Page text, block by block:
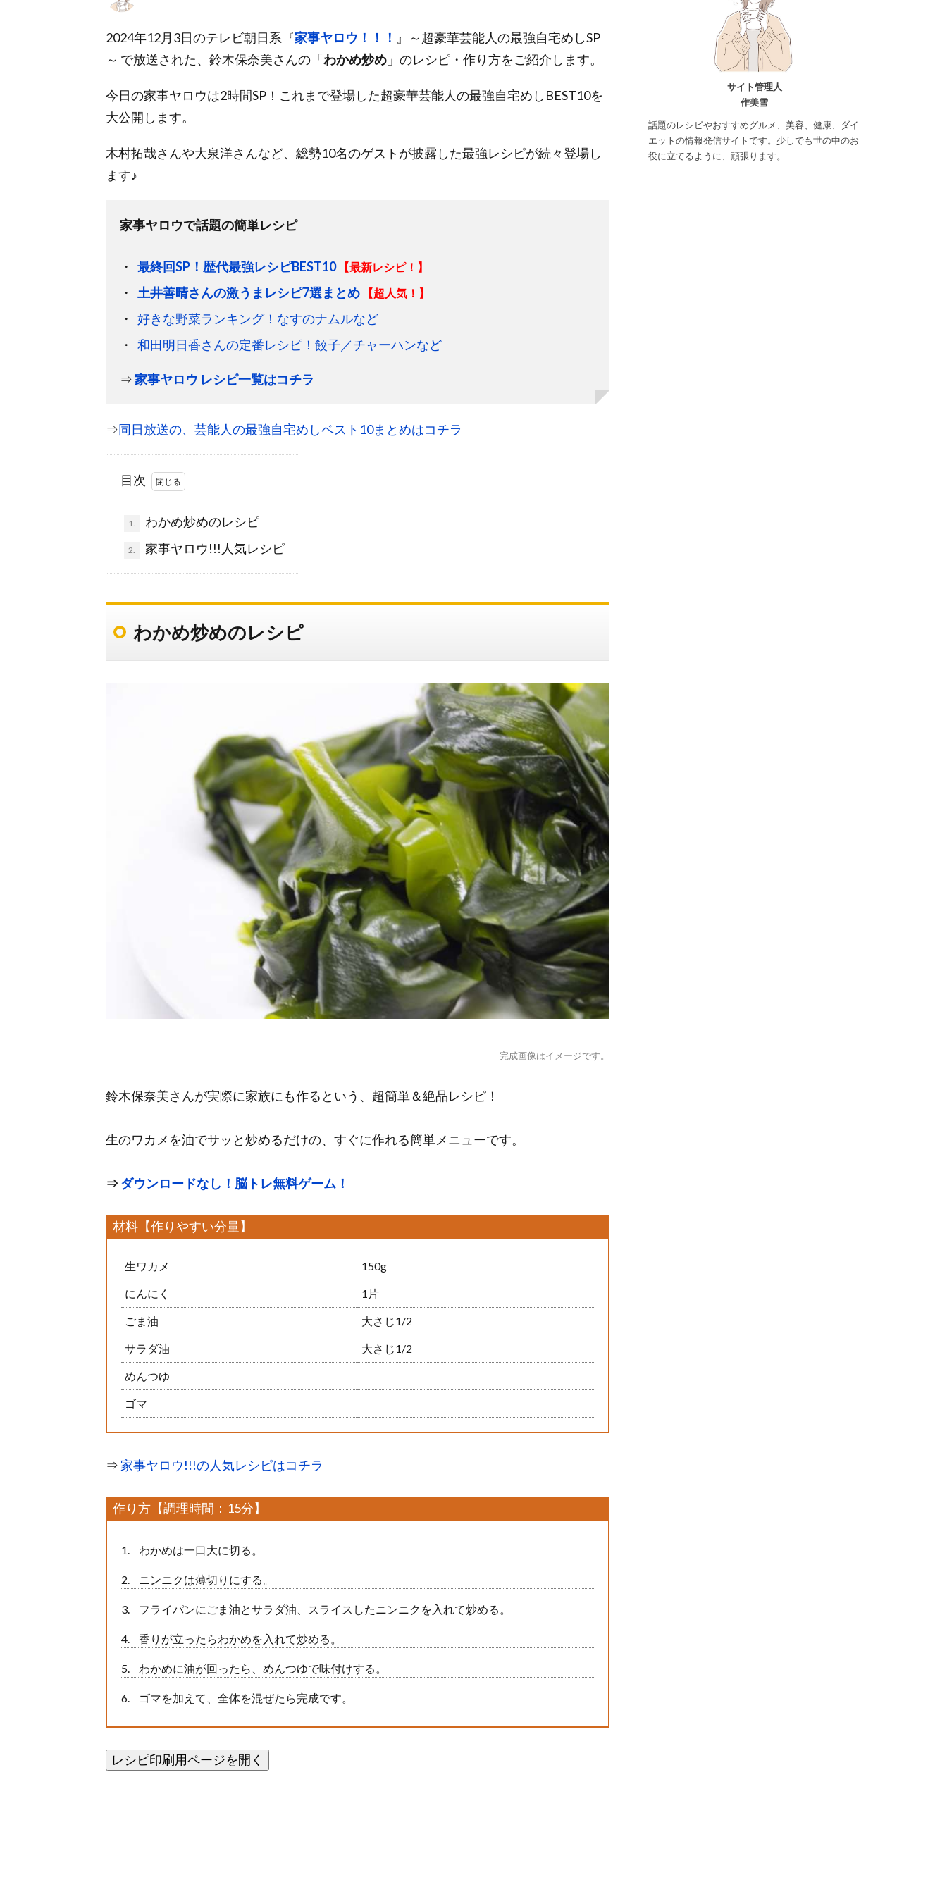
2024年12月3日のテレビ朝日系『家事ヤロウ！！！ 』～超豪華芸能人の最強自宅めしSP
～ で放送された、鈴木保奈美さんの「わかめ炒め」のレシピ・作り方をご紹介します。
今日の家事ヤロウは2時間SP！これまで登場した超豪華芸能人の最強自宅めしBEST10を
大公開します。
木村拓哉さんや大泉洋さんなど、総勢10名のゲストが披露した最強レシピが続々登場し
ます♪
家事ヤロウで話題の簡単レシピ
最終回SP！歴代最強レシピBEST10 【最新レシピ！】
土井善晴さんの激うまレシピ7選まとめ 【超人気！】
好きな野菜ランキング！なすのナムルなど
和田明日香さんの定番レシピ！餃子／チャーハンなど
⇒家事ヤロウ レシピ一覧はコチラ
⇒同日放送の、芸能人の最強自宅めしベスト10まとめはコチラ
目次
1. わかめ炒めのレシピ
2. 家事ヤロウ!!!人気レシピ
わかめ炒めのレシピ
完成画像はイメージです。
鈴木保奈美さんが実際に家族にも作るという、超簡単＆絶品レシピ！
生のワカメを油でサッと炒めるだけの、すぐに作れる簡単メニューです。
⇒ダウンロードなし！脳トレ無料ゲーム！
材料【作りやすい分量】
生ワカメ 150g
にんにく 1片
ごま油 大さじ1/2
サラダ油 大さじ1/2
めんつゆ
ゴマ
⇒ 家事ヤロウ!!!の人気レシピはコチラ
作り方【調理時間：15分】
わかめは一口大に切る。
ニンニクは薄切りにする。
フライパンにごま油とサラダ油、スライスしたニンニクを入れて炒める。
香りが立ったらわかめを入れて炒める。
わかめに油が回ったら、めんつゆで味付けする。
ゴマを加えて、全体を混ぜたら完成です。
サイト管理人
作美雪
話題のレシピやおすすめグルメ、美容、健康、ダイ
エットの情報発信サイトです。少しでも世の中のお
役に立てるように、頑張ります。